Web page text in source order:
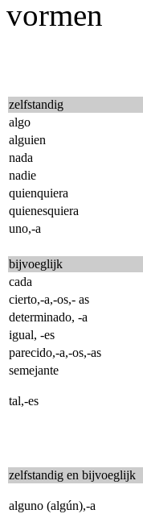
vormen
zelfstandig
algo
alguien
nada
nadie
quienquiera
quienesquiera
uno,-a
bijvoeglijk
cada
cierto,-a,-os,- as
determinado, -a
igual, -es
parecido,-a,-os,-as
semejante
tal,-es
zelfstandig en bijvoeglijk
alguno (algún),-a